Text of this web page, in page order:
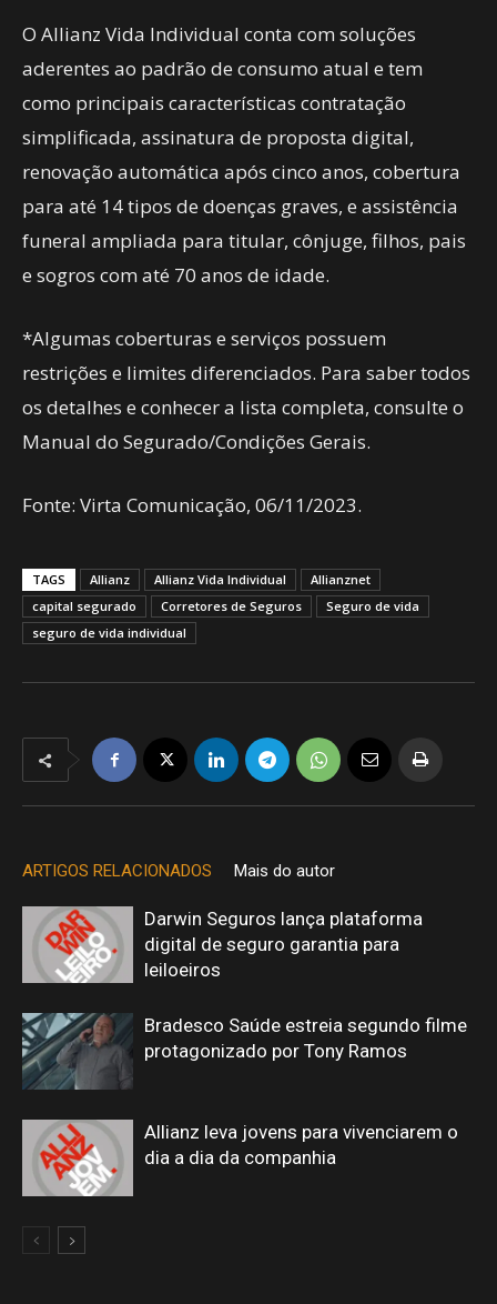
O Allianz Vida Individual conta com soluções
aderentes ao padrão de consumo atual e tem
como principais características contratação
simplificada, assinatura de proposta digital,
renovação automática após cinco anos, cobertura
para até 14 tipos de doenças graves, e assistência
funeral ampliada para titular, cônjuge, filhos, pais
e sogros com até 70 anos de idade.
*Algumas coberturas e serviços possuem
restrições e limites diferenciados. Para saber todos
os detalhes e conhecer a lista completa, consulte o
Manual do Segurado/Condições Gerais.
Fonte: Virta Comunicação, 06/11/2023.
TAGS Allianz Allianz Vida Individual
Allianznet
capital segurado
Corretores de Seguros
Seguro de vida
seguro de vida individual
ARTIGOS RELACIONADOS Mais do autor
Darwin Seguros lança plataforma
digital de seguro garantia para
leiloeiros
Bradesco Saúde estreia segundo filme
protagonizado por Tony Ramos
Allianz leva jovens para vivenciarem o
dia a dia da companhia